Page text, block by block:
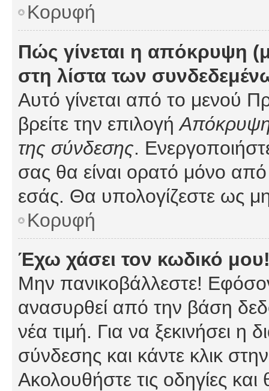
Κορυφή
Πώς γίνεται η απόκρυψη
στη λίστα των
Αυτό γίνεται από το μενού
βρείτε την επιλογήΑπόκρυψη
της σύνδεσης.
σας θα είναι ορατό μόνο από
εσάς. Θα υπολογίζεστε ως
Κορυφή
Έχω χάσει τον κωδικό
Μην πανικοβάλλεστε!
ανασυρθεί από την βάση
νέα τιμή. Για να ξεκινήσει η
σύνδεσης και κάντε κλικ
Ακολουθήστε τις οδηγίες